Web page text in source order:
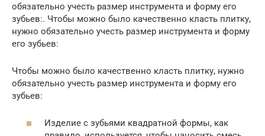
обязательно учесть размер инструмента и форму его
зубьев:. Чтобы можно было качественно класть плитку,
нужно обязательно учесть размер инструмента и форму
его зубьев:
Чтобы можно было качественно класть плитку, нужно
обязательно учесть размер инструмента и форму его
зубьев:
Изделие с зубьями квадратной формы, как